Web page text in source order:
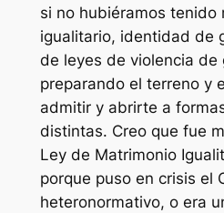
si no hubiéramos tenido
igualitario, identidad de
de leyes de violencia de
preparando el terreno y
admitir y abrirte a
distintas. Creo que fue
Ley de Matrimonio
porque puso en crisis el
heteronormativo, o era